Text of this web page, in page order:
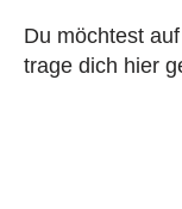
Du möchtest
trage dich hier